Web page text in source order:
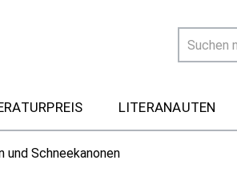
LITERANAUTEN
und Schneekanonen